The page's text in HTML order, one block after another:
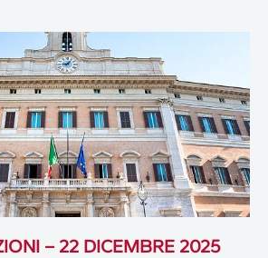
– 22 DICEMBRE 2025